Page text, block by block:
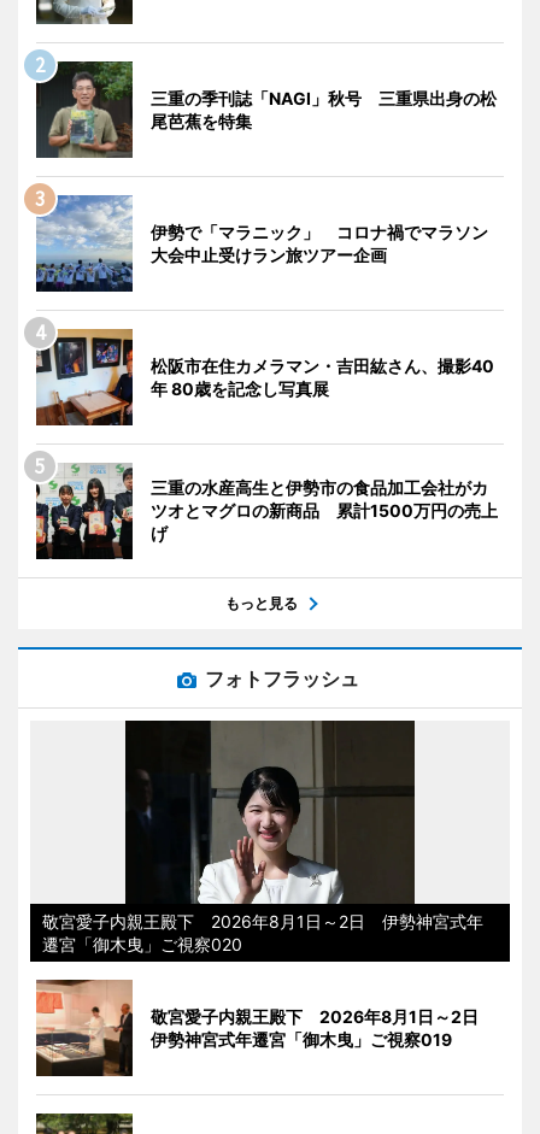
三重の季刊誌「NAGI」秋号 三重県出身の松
尾芭蕉を特集
伊勢で「マラニック」 コロナ禍でマラソン
大会中止受けラン旅ツアー企画
松阪市在住カメラマン・吉田紘さん、撮影40
年 80歳を記念し写真展
三重の水産高生と伊勢市の食品加工会社がカ
ツオとマグロの新商品 累計1500万円の売上
げ
もっと見る
フォトフラッシュ
敬宮愛子内親王殿下 2026年8月1日～2日 伊勢神宮式年
遷宮「御木曳」ご視察020
敬宮愛子内親王殿下 2026年8月1日～2日
伊勢神宮式年遷宮「御木曳」ご視察019